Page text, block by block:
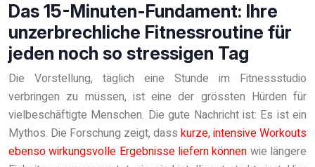
Das 15-Minuten-Fundament: Ihre
unzerbrechliche Fitnessroutine für
jeden noch so stressigen Tag
Die Vorstellung, täglich eine Stunde im Fitnessstudio
verbringen zu müssen, ist eine der grössten Hürden für
vielbeschäftigte Menschen. Die gute Nachricht ist: Es ist ein
Mythos. Die Forschung zeigt, dass kurze, intensive Workouts
ebenso wirkungsvolle Ergebnisse liefern können wie längere